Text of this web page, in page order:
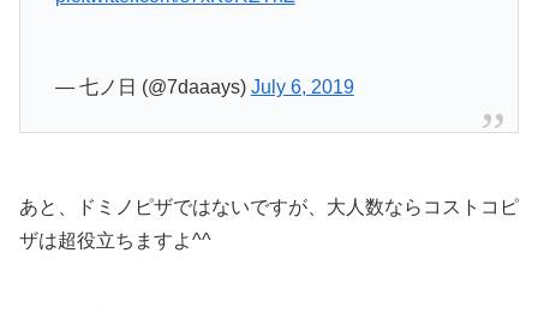
— 七ノ日 (@7daaays) July 6, 2019
あと、ドミノピザではないですが、大人数ならコストコピ
ザは超役立ちますよ^^